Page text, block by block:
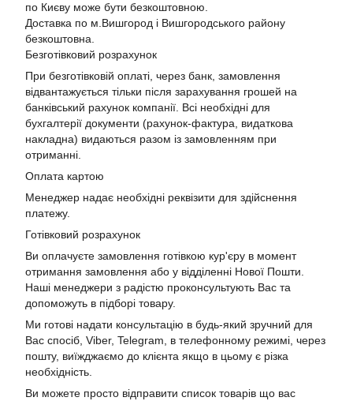
по Києву може бути безкоштовною.
Доставка по м.Вишгород і Вишгородського району
безкоштовна.
Безготівковий розрахунок
При безготівковій оплаті, через банк, замовлення
відвантажується тільки після зарахування грошей на
банківський рахунок компанії. Всі необхідні для
бухгалтерії документи (рахунок-фактура, видаткова
накладна) видаються разом із замовленням при
отриманні.
Оплата картою
Менеджер надає необхідні реквізити для здійснення
платежу.
Готівковий розрахунок
Ви оплачуєте замовлення готівкою кур'єру в момент
отримання замовлення або у відділенні Нової Пошти.
Наші менеджери з радістю проконсультують Вас та
допоможуть в підборі товару.
Ми готові надати консультацію в будь-який зручний для
Вас спосіб, Viber, Telegram, в телефонному режимі, через
пошту, виїжджаємо до клієнта якщо в цьому є різка
необхідність.
Ви можете просто відправити список товарів що вас